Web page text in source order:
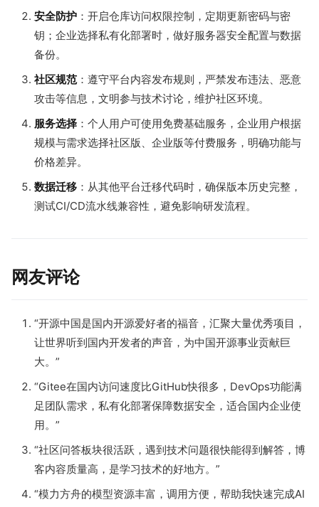
安全防护 ：开启仓库访问权限控制，定期更新密码与密
钥；企业选择私有化部署时，做好服务器安全配置与数据
备份。
社区规范：遵守平台内容发布规则，严禁发布违法、恶意
攻击等信息，文明参与技术讨论，维护社区环境。
服务选择 ：个人用户可使用免费基础服务，企业用户根据
规模与需求选择社区版、企业版等付费服务，明确功能与
价格差异。
数据迁移 ：从其他平台迁移代码时，确保版本历史完整，
测试CI/CD流水线兼容性，避免影响研发流程。
网友评论
“开源中国是国内开源爱好者的福音，汇聚大量优秀项目，
让世界听到国内开发者的声音，为中国开源事业贡献巨
大。”
“Gitee在国内访问速度比GitHub快很多，DevOps功能满
足团队需求，私有化部署保障数据安全，适合国内企业使
用。”
“社区问答板块很活跃，遇到技术问题很快能得到解答，博
客内容质量高，是学习技术的好地方。”
“模力方舟的模型资源丰富，调用方便，帮助我快速完成AI